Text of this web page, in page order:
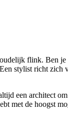
flink. Ben
stylist richt zich
een architect
met de hoogst